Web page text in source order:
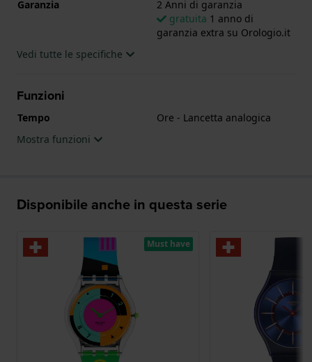
Garanzia
2 Anni di garanzia
gratuita 1 anno di
garanzia extra su Orologio.it
Vedi tutte le specifiche
Funzioni
Tempo
Ore - Lancetta analogica
Mostra funzioni
Disponibile anche in questa serie
Must have